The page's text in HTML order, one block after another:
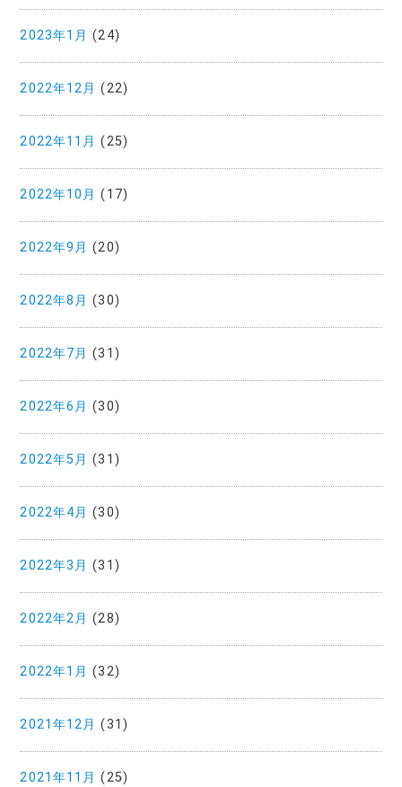
2023年1月 (24)
2022年12月 (22)
2022年11月 (25)
2022年10月 (17)
2022年9月 (20)
2022年8月 (30)
2022年7月 (31)
2022年6月 (30)
2022年5月 (31)
2022年4月 (30)
2022年3月 (31)
2022年2月 (28)
2022年1月 (32)
2021年12月 (31)
2021年11月 (25)